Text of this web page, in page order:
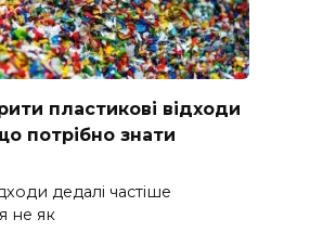
пластикові відходи
потрібно знати
дедалі частіше
не як